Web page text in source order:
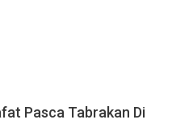
Pasca Tabrakan Di